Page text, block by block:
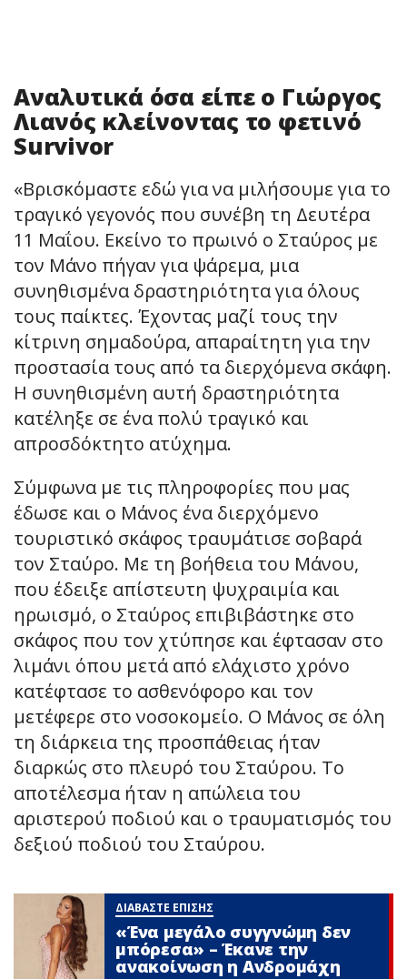
Αναλυτικά όσα είπε ο Γιώργος
Λιανός κλείνοντας το φετινό
Survivor
«Βρισκόμαστε εδώ για να μιλήσουμε για το
τραγικό γεγονός που συνέβη τη Δευτέρα
11 Μαΐου. Εκείνο το πρωινό ο Σταύρος με
τον Μάνο πήγαν για ψάρεμα, μια
συνηθισμένα δραστηριότητα για όλους
τους παίκτες. Έχοντας μαζί τους την
κίτρινη σημαδούρα, απαραίτητη για την
προστασία τους από τα διερχόμενα σκάφη.
Η συνηθισμένη αυτή δραστηριότητα
κατέληξε σε ένα πολύ τραγικό και
απροσδόκτητο ατύχημα.
Σύμφωνα με τις πληροφορίες που μας
έδωσε και ο Μάνος ένα διερχόμενο
τουριστικό σκάφος τραυμάτισε σοβαρά
τον Σταύρο. Με τη βοήθεια του Μάνου,
που έδειξε απίστευτη ψυχραιμία και
ηρωισμό, ο Σταύρος επιβιβάστηκε στο
σκάφος που τον χτύπησε και έφτασαν στο
λιμάνι όπου μετά από ελάχιστο χρόνο
κατέφτασε το ασθενόφορο και τον
μετέφερε στο νοσοκομείο. Ο Μάνος σε όλη
τη διάρκεια της προσπάθειας ήταν
διαρκώς στο πλευρό του Σταύρου. Το
αποτέλεσμα ήταν η απώλεια του
αριστερού ποδιού και ο τραυματισμός του
δεξιού ποδιού του Σταύρου.
ΔΙΑΒΑΣΤΕ ΕΠΙΣΗΣ
«Ένα μεγάλο συγγνώμη δεν
μπόρεσα» – Έκανε την
ανακοίνωση η Ανδρομάχη